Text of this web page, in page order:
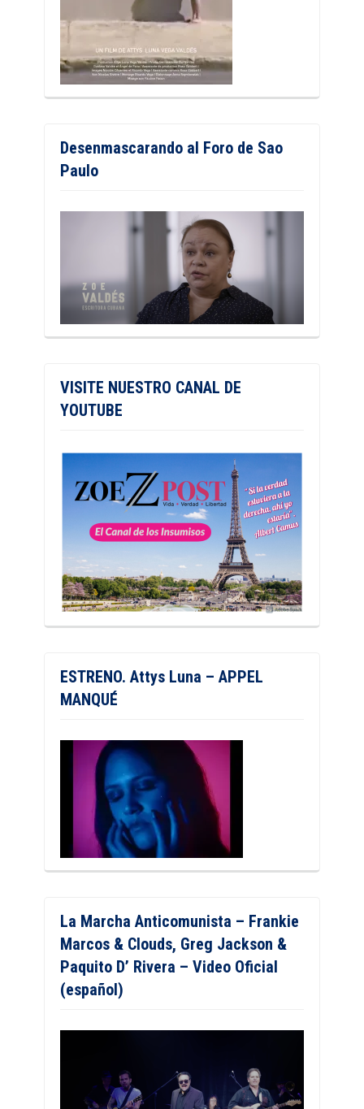
Desenmascarando al Foro de Sao
Paulo
VISITE NUESTRO CANAL DE
YOUTUBE
ESTRENO. Attys Luna – APPEL
MANQUÉ
La Marcha Anticomunista – Frankie
Marcos & Clouds, Greg Jackson &
Paquito D’ Rivera – Video Oficial
(español)